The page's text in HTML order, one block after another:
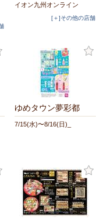
イオン九州オンライン
[＋]その他の店舗
ゆめタウン夢彩都
7/15(水)〜8/16(日)_